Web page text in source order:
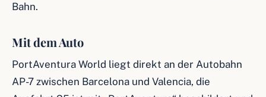
Bahn.
Mit dem Auto
PortAventura World liegt direkt an der Autobahn
AP-7 zwischen Barcelona und Valencia, die